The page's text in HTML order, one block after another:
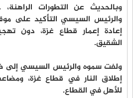
وبالحديث عن التطورات
والرئيس السيسي التأكيد على
إعادة إعمار قطاع غزة، دون
الشقيق.
ولفت سموه والرئيس السيسي إلى
إطلاق النار في قطاع غزة،
للأهل في القطاع.